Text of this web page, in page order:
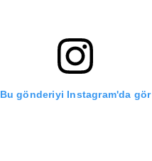
Bu gönderiyi Instagram'da gör